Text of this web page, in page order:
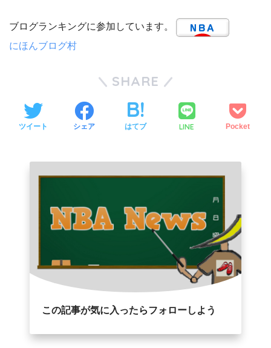
ブログランキングに参加しています。
にほんブログ村
SHARE
ツイート シェア はてブ LINE Pocket
この記事が気に入ったらフォローしよう